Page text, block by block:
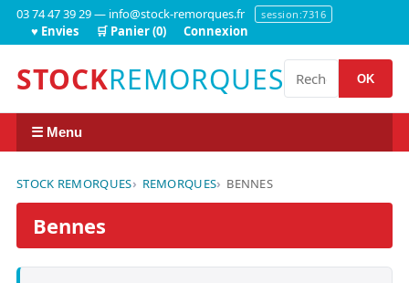
03 74 47 39 29 — info@stock-remorques.fr session:7316
♥ Envies 🛒 Panier (0) Connexion
STOCKREMORQUES OK
☰ Menu
STOCK REMORQUES REMORQUES BENNES
Bennes